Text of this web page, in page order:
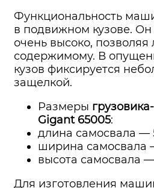
Функциональность
в подвижном кузове.
очень высоко, позволяя
содержимому. В
кузов фиксируется
защелкой.
Размеры
Gigant 65005:
длина самосвала —
ширина самосвала
высота самосвала
Для изготовления